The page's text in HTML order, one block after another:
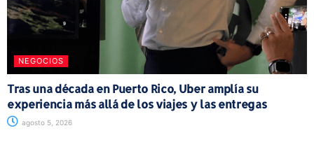
NEGOCIOS
Tras una década en Puerto Rico, Uber amplía su
experiencia más allá de los viajes y las entregas
agosto 5, 2026